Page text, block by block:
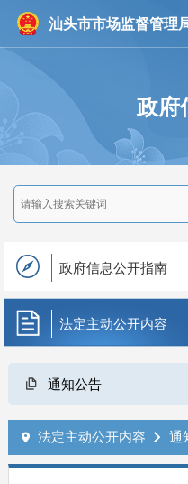
汕头市市场监督管理
政府
政府信息公开指南
法定主动公开内容
通知公告
 法定主动公开内容  通